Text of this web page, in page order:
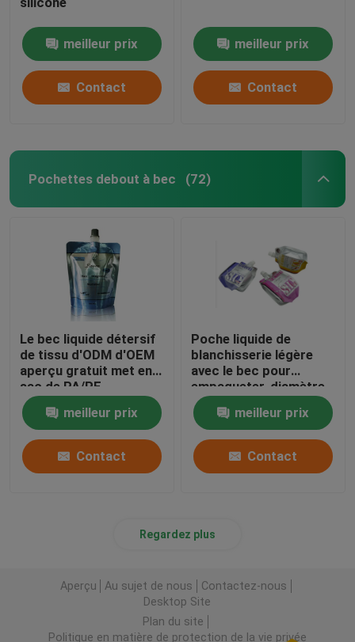
meilleur prix
Contact
meilleur prix
Contact
Pochettes debout à bec (72)
Le bec liquide détersif
de tissu d'ODM d'OEM
aperçu gratuit met en
sac de PA/PE
matériaux
meilleur prix
Contact
Poche liquide de
blanchisserie légère
avec le bec pour
empaqueter, diamètre
de 8.6mm/de 9.6mm
meilleur prix
Contact
Regardez plus
Aperçu Au sujet de nous
Contactez-nous
Desktop Site
Plan du site
Politique en matière de protection de la vie privée